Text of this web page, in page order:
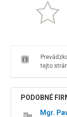
tejto
PODOBNÉ
Mgr.